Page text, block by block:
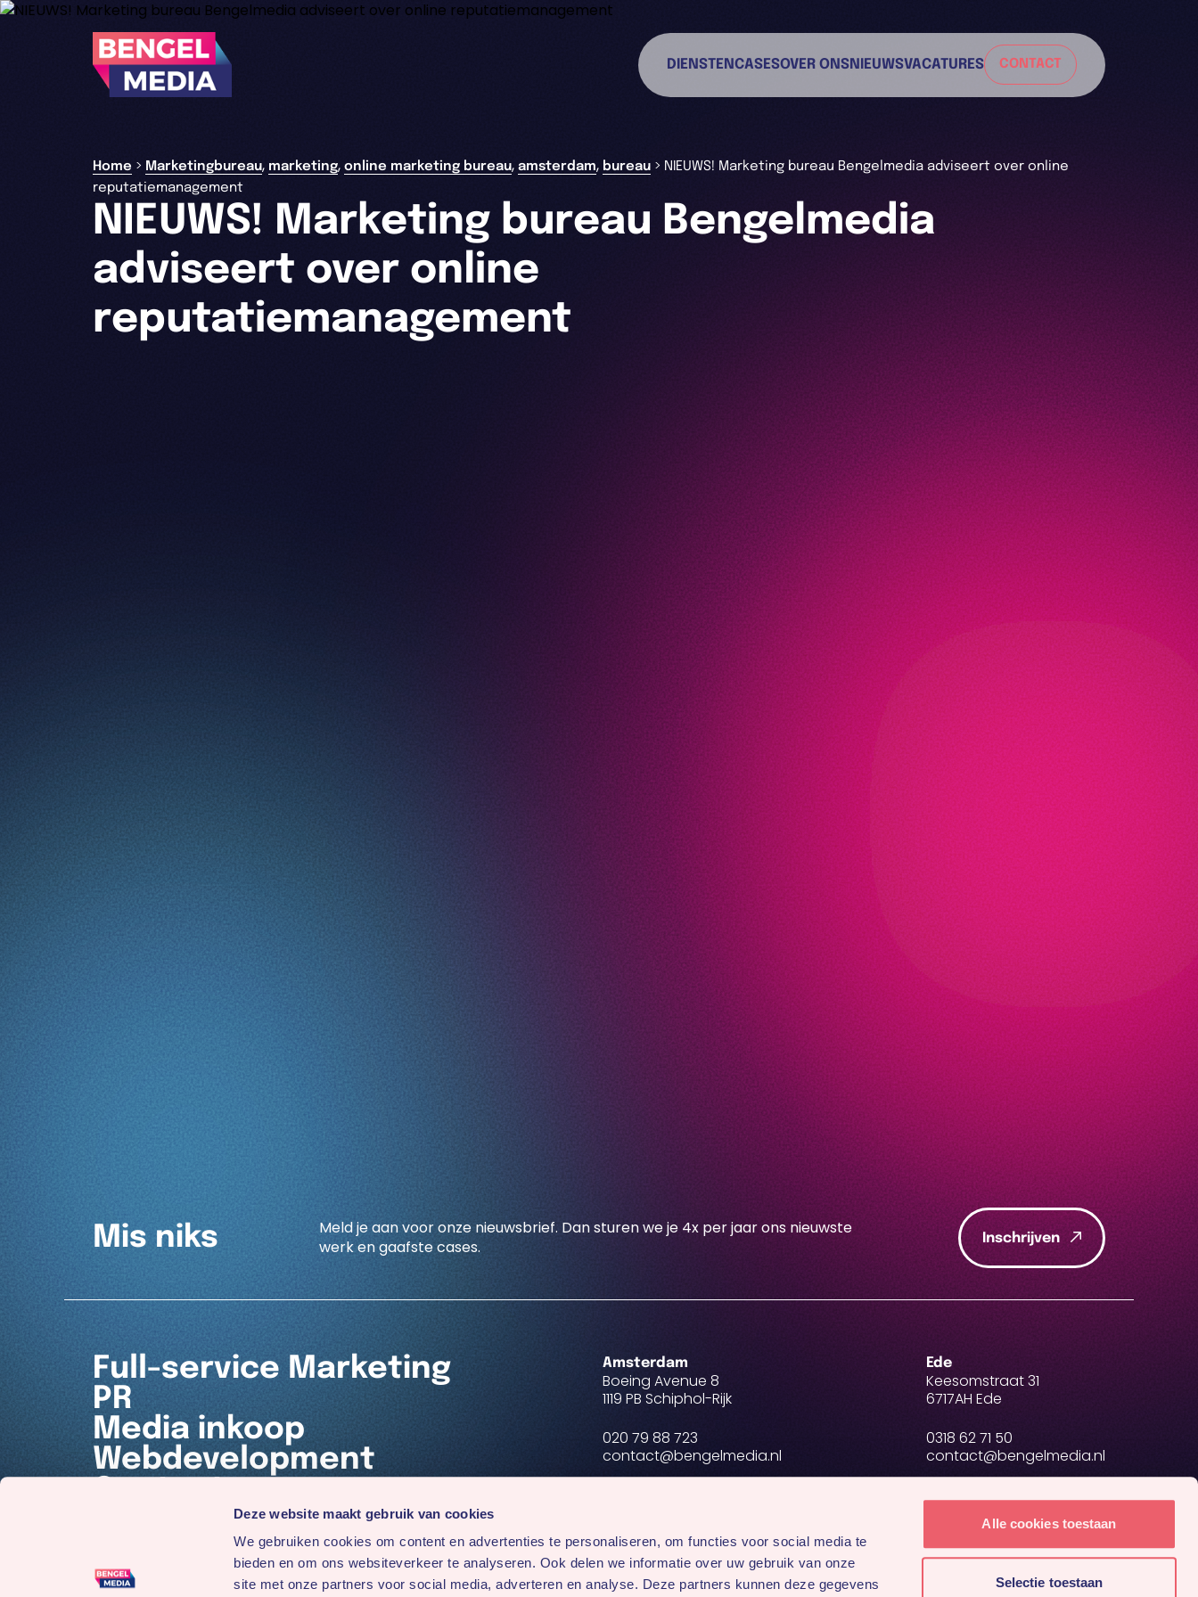
Deze website maakt gebruik van cookies
We gebruiken cookies om content en advertenties te personaliseren, om functies voor social media te
bieden en om ons websiteverkeer te analyseren. Ook delen we informatie over uw gebruik van onze
site met onze partners voor social media, adverteren en analyse. Deze partners kunnen deze gegevens
Alle cookies toestaan
Selectie toestaan
DIENSTENCASESOVER ONSNIEUWSVACATURES CONTACT
Home > Marketingbureau, marketing, online marketing bureau, amsterdam, bureau > NIEUWS! Marketing bureau Bengelmedia adviseert over online
reputatiemanagement
NIEUWS! Marketing bureau Bengelmedia
adviseert over online
reputatiemanagement
Mis niks
Meld je aan voor onze nieuwsbrief. Dan sturen we je 4x per jaar ons nieuwste
werk en gaafste cases.
Inschrijven
Full-service Marketing
PR
Media inkoop
Webdevelopment
Amsterdam
Boeing Avenue 8
1119 PB Schiphol-Rijk
020 79 88 723
contact@bengelmedia.nl
Volg ons op:
Ede
Keesomstraat 31
6717AH Ede
0318 62 71 50
contact@bengelmedia.nl
BTW NL 8634.27.698.B01